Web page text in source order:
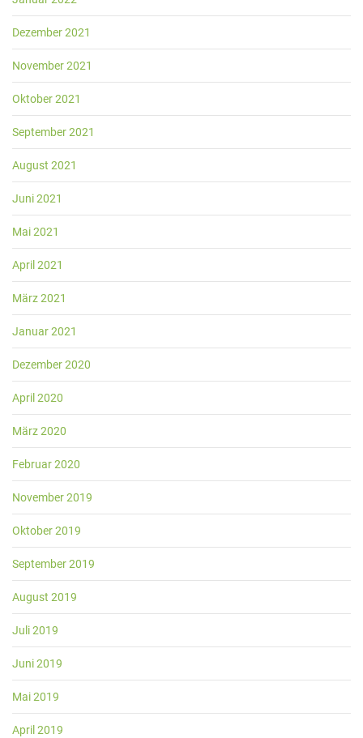
Dezember 2021
November 2021
Oktober 2021
September 2021
August 2021
Juni 2021
Mai 2021
April 2021
März 2021
Januar 2021
Dezember 2020
April 2020
März 2020
Februar 2020
November 2019
Oktober 2019
September 2019
August 2019
Juli 2019
Juni 2019
Mai 2019
April 2019